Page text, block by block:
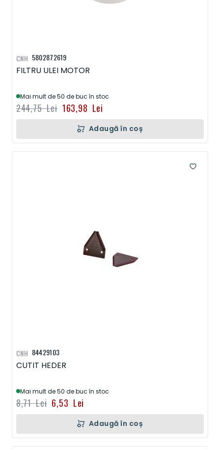
5802872619
FILTRU ULEI MOTOR
Mai mult de 50 de buc în stoc
163,98 Lei
244,75 Lei
CNH
Adaugă în coș
84429103
CUTIT HEDER
Mai mult de 50 de buc în stoc
6,53 Lei
8,71 Lei
CNH
Adaugă în coș